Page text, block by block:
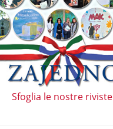
Sfoglia le nostre riviste